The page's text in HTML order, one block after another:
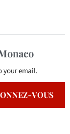
your email.
VOUS